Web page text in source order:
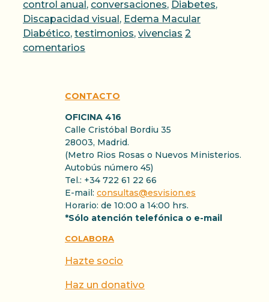
control anual , conversaciones, Diabetes,
Discapacidad visual , Edema Macular
Diabético, testimonios, vivencias 2
comentarios
CONTACTO
OFICINA 416
Calle Cristóbal Bordiu 35
28003, Madrid.
(Metro Rios Rosas o Nuevos Ministerios.
Autobús número 45)
Tel.: +34 722 61 22 66
E-mail: consultas@esvision.es
Horario: de 10:00 a 14:00 hrs.
*Sólo atención telefónica o e-mail
COLABORA
Hazte socio
Haz un donativo